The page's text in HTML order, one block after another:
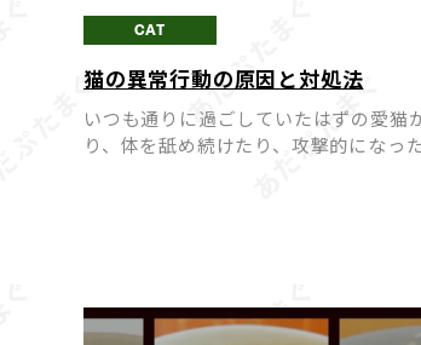
CAT
猫の異常行動の原因と対処法
いつも通りに過ごしていたはずの愛猫
り、体を舐め続けたり、攻撃的になっ